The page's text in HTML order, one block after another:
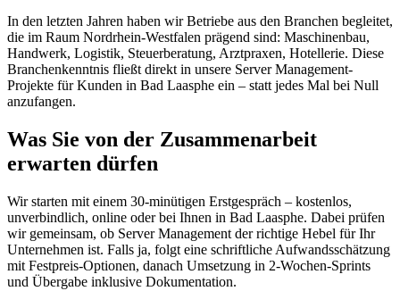
In den letzten Jahren haben wir Betriebe aus den Branchen begleitet,
die im Raum Nordrhein-Westfalen prägend sind: Maschinenbau,
Handwerk, Logistik, Steuerberatung, Arztpraxen, Hotellerie. Diese
Branchenkenntnis fließt direkt in unsere Server Management-
Projekte für Kunden in Bad Laasphe ein – statt jedes Mal bei Null
anzufangen.
Was Sie von der Zusammenarbeit
erwarten dürfen
Wir starten mit einem 30-minütigen Erstgespräch – kostenlos,
unverbindlich, online oder bei Ihnen in Bad Laasphe. Dabei prüfen
wir gemeinsam, ob Server Management der richtige Hebel für Ihr
Unternehmen ist. Falls ja, folgt eine schriftliche Aufwandsschätzung
mit Festpreis-Optionen, danach Umsetzung in 2-Wochen-Sprints
und Übergabe inklusive Dokumentation.